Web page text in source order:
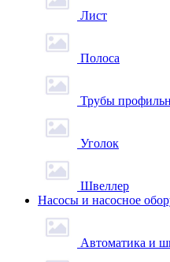
Лист
Полоса
Трубы
Уголок
Швеллер
Насосы и насосное
Автоматика и